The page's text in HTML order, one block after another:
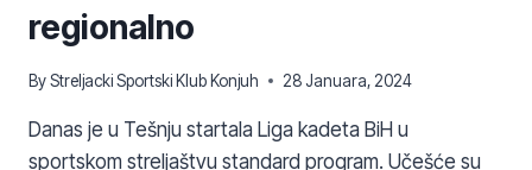
regionalno
ByStreljacki Sportski Klub Konjuh 28 Januara, 2024
Danas je u Tešnju startala Liga kadeta BiH u
sportskom streljaštvu standard program. Učešće su